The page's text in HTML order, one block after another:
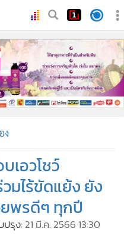
ง
เอวโชว์
มไร้ขัดแย้ง ยัง
พรดีๆ ทุกปี
ปรุง: 21 มี.ค. 2566 13:30